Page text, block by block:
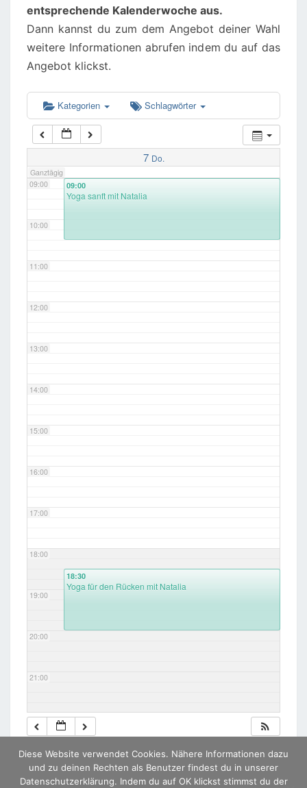
entsprechende Kalenderwoche aus.
Dann kannst du zum dem Angebot deiner Wahl
weitere Informationen abrufen indem du auf das
Angebot klickst.
Kategorien Schlagwörter
7 Do.
Ganztägig
06:00
07:00
08:00
09:00
10:00
11:00
12:00
13:00
14:00
15:00
16:00
17:00
18:00
19:00
20:00
21:00
22:00
23:00
09:00
Yoga sanft mit Natalia
18:30
Yoga für den Rücken mit Natalia
Diese Website verwendet Cookies. Nähere Informationen dazu
und zu deinen Rechten als Benutzer findest du in unserer
Datenschutzerklärung. Indem du auf OK klickst stimmst du der